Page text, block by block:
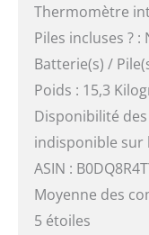
Thermomètre
Piles incluses ? :
Batterie(s) /
Poids : 15,3
Disponibilité
indisponible sur
ASIN :
Moyenne des
5 étoiles